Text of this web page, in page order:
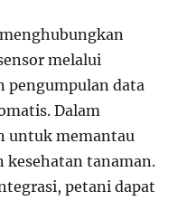
melalui
data
Dalam
untuk memantau
kesehatan tanaman.
petani dapat